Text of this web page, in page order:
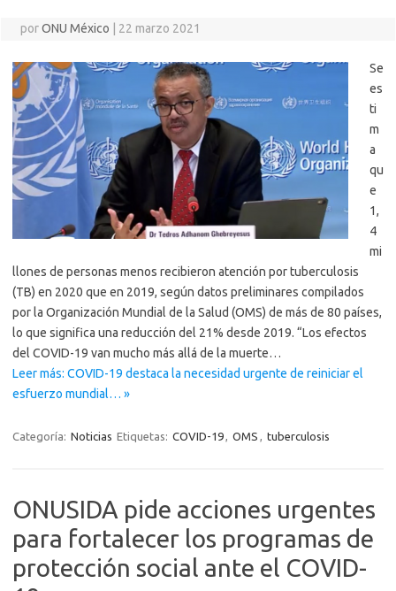
porONU México 22 marzo 2021
Se
es
ti
m
a
qu
e
1,
4
mi
llones de personas menos recibieron atención por tuberculosis
(TB) en 2020 que en 2019, según datos preliminares compilados
por la Organización Mundial de la Salud (OMS) de más de 80 países,
lo que significa una reducción del 21% desde 2019. “Los efectos
del COVID-19 van mucho más allá de la muerte…
Leer más: COVID-19 destaca la necesidad urgente de reiniciar el
esfuerzo mundial… »
Categoría: Noticias Etiquetas: COVID-19, OMS , tuberculosis
ONUSIDA pide acciones urgentes
para fortalecer los programas de
protección social ante el COVID-